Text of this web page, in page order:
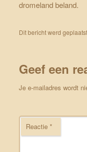
dromeland beland.
Dit bericht werd
Geef een
Je e-mailadres wordt
Reactie *